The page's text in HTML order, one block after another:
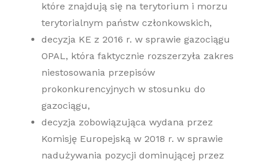
które znajdują się na terytorium i morzu
terytorialnym państw członkowskich,
decyzja KE z 2016 r. w sprawie gazociągu
OPAL, która faktycznie rozszerzyła zakres
niestosowania przepisów
prokonkurencyjnych w stosunku do
gazociągu,
decyzja zobowiązująca wydana przez
Komisję Europejską w 2018 r. w sprawie
nadużywania pozycji dominującej przez